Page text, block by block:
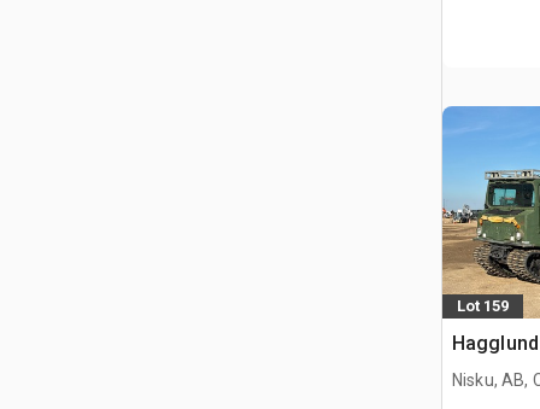
Lot 159
Nisku, AB,